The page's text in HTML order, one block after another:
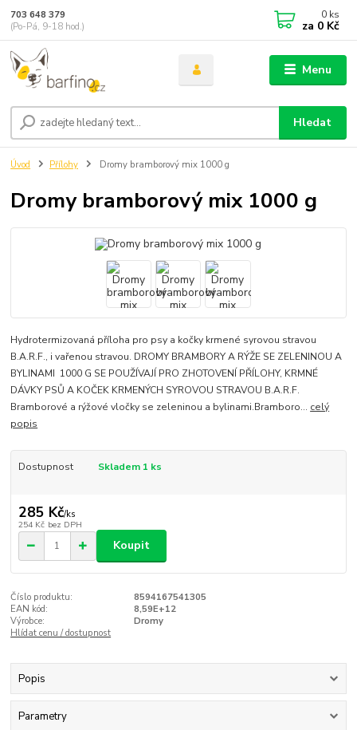
Menu
Hledat
703 648 379
(Po-Pá, 9-18 hod.)
0 ks
za 0 Kč
Úvod Přílohy Dromy bramborový mix 1000 g
Dromy bramborový mix 1000 g
Hydrotermizovaná příloha pro psy a kočky krmené syrovou stravou
B.A.R.F., i vařenou stravou. DROMY BRAMBORY A RÝŽE SE ZELENINOU A
BYLINAMI 1000 G SE POUŽÍVAJÍ PRO ZHOTOVENÍ PŘÍLOHY, KRMNÉ
DÁVKY PSŮ A KOČEK KRMENÝCH SYROVOU STRAVOU B.A.R.F.
Bramborové a rýžové vločky se zeleninou a bylinami.Bramboro... celý
popis
Dostupnost Skladem 1 ks
285 Kč/ks
254 Kč bez DPH
Koupit
Číslo produktu:
8594167541305
EAN kód:
8,59E+12
Výrobce:
Dromy
Hlídat cenu / dostupnost
Popis
Parametry